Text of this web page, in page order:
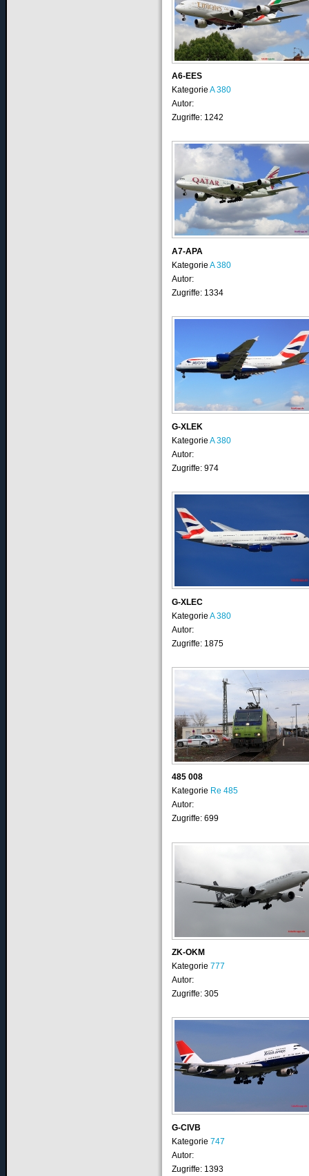
A6-EES
KategorieA 380
Autor:
Zugriffe: 1242
A7-APA
KategorieA 380
Autor:
Zugriffe: 1334
G-XLEK
KategorieA 380
Autor:
Zugriffe: 974
G-XLEC
KategorieA 380
Autor:
Zugriffe: 1875
485 008
Kategorie Re 485
Autor:
Zugriffe: 699
ZK-OKM
Kategorie777
Autor:
Zugriffe: 305
G-CIVB
Kategorie747
Autor:
Zugriffe: 1393